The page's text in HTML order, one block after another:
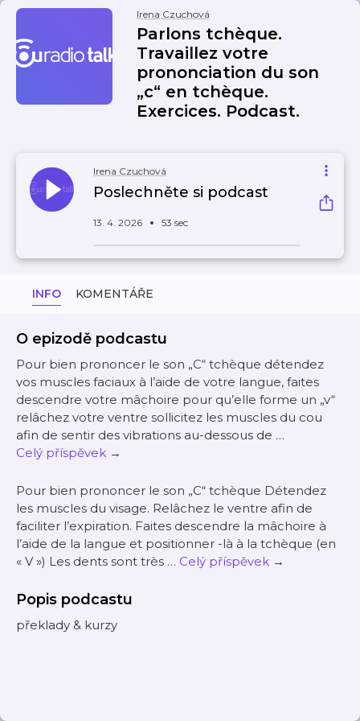
Irena Czuchová
Parlons tchèque.
Travaillez votre
prononciation du son
„c“ en tchèque.
Exercices. Podcast.
Irena Czuchová
Poslechněte si podcast
13. 4. 2026 53 sec
INFO KOMENTÁŘE
O epizodě podcastu
Pour bien prononcer le son „C“ tchèque détendez
vos muscles faciaux à l’aide de votre langue, faites
descendre votre mâchoire pour qu’elle forme un „v“
relâchez votre ventre sollicitez les muscles du cou
afin de sentir des vibrations au-dessous de …
Celý příspěvek →
Pour bien prononcer le son „C“ tchèque Détendez
les muscles du visage. Relâchez le ventre afin de
faciliter l’expiration. Faites descendre la mâchoire à
l’aide de la langue et positionner -là à la tchèque (en
« V ») Les dents sont très … Celý příspěvek →
Popis podcastu
překlady & kurzy